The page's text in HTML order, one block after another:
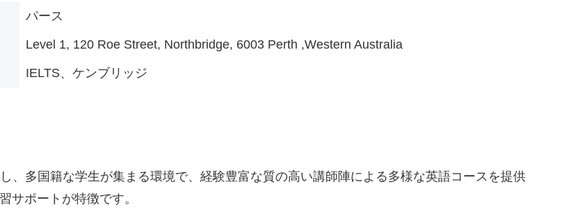
パース
Level 1, 120 Roe Street, Northbridge, 6003 Perth ,Western Australia
IELTS、ケンブリッジ
、多国籍な学生が集まる環境で、経験豊富な質の高い講師陣による多様な英語コースを提供
サポートが特徴です。